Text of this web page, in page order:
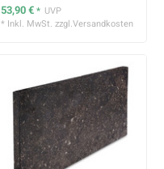
53,90 €* UVP
* Inkl. MwSt. zzgl.Versandkosten